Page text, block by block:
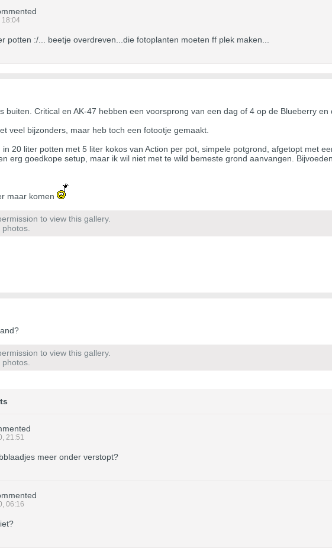
18:04
potten :/... beetje overdreven...die fotoplanten moeten ff plek maken...
buiten. Critical en AK-47 hebben een voorsprong van een dag of 4 op de Blueberry en
veel bijzonders, maar heb toch een fotootje gemaakt.
in 20 liter potten met 5 liter kokos van Action per pot, simpele potgrond, afgetopt met
erg goedkope setup, maar ik wil niet met te wild bemeste grond aanvangen.
maar komen
to view this gallery.
to view this gallery.
21:51
meer onder verstopt?
06:16